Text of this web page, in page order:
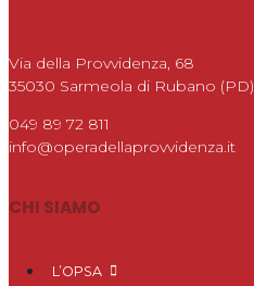
Via della Provvidenza, 68
35030 Sarmeola di Rubano (PD)
049 89 72 811
info@operadellaprovvidenza.it
CHI SIAMO
L’OPSA